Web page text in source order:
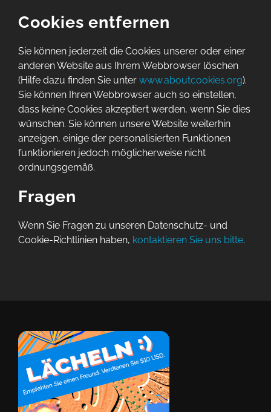
Cookies entfernen
Sie können jederzeit die Cookies unserer oder einer
anderen Website aus Ihrem Webbrowser löschen
(Hilfe dazu finden Sie unter www.aboutcookies.org).
Sie können Ihren Webbrowser auch so einstellen,
dass keine Cookies akzeptiert werden, wenn Sie dies
wünschen. Sie können unsere Website weiterhin
anzeigen, einige der personalisierten Funktionen
funktionieren jedoch möglicherweise nicht
ordnungsgemäß.
Fragen
Wenn Sie Fragen zu unseren Datenschutz- und
Cookie-Richtlinien haben, kontaktieren Sie uns bitte.